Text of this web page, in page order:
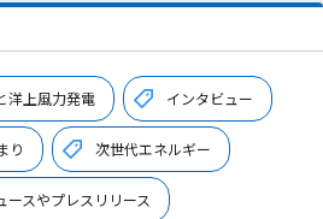
洋上風力発電 インタビュー
り 次世代エネルギー
ースやプレスリリース